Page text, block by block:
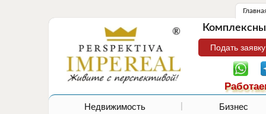
Подать
Недвижимость Бизнес